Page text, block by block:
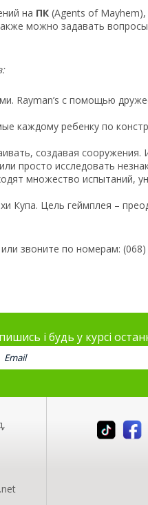
на ПК (Agents of Mayhem),
можно задавать
Rayman’s с помощью
каждому ребенку по
создавая сооружения.
просто исследовать
множество испытаний,
Купа. Цель геймплея –
звоните по номерам:
і будь у курсі